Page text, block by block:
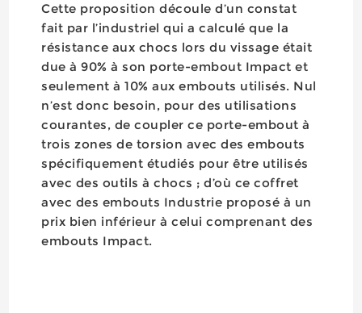
Cette proposition découle d’un constat
fait par l’industriel qui a calculé que la
résistance aux chocs lors du vissage était
due à 90% à son porte-embout Impact et
seulement à 10% aux embouts utilisés. Nul
n’est donc besoin, pour des utilisations
courantes, de coupler ce porte-embout à
trois zones de torsion avec des embouts
spécifiquement étudiés pour être utilisés
avec des outils à chocs ; d’où ce coffret
avec des embouts Industrie proposé à un
prix bien inférieur à celui comprenant des
embouts Impact.